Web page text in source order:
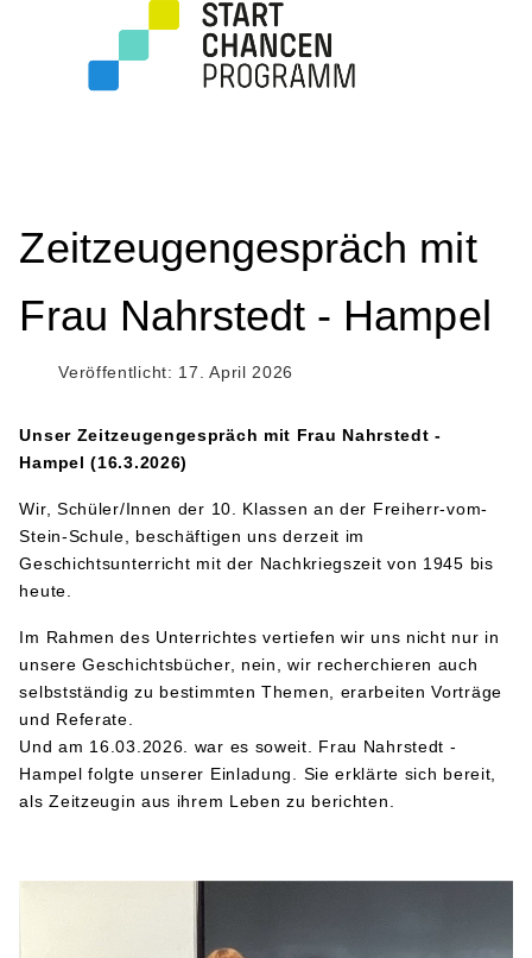
Zeitzeugengespräch mit
Frau Nahrstedt - Hampel
Veröffentlicht: 17. April 2026
Unser Zeitzeugengespräch mit Frau Nahrstedt -
Hampel (16.3.2026)
Wir, Schüler/Innen der 10. Klassen an der Freiherr-vom-
Stein-Schule, beschäftigen uns derzeit im
Geschichtsunterricht mit der Nachkriegszeit von 1945 bis
heute.
Im Rahmen des Unterrichtes vertiefen wir uns nicht nur in
unsere Geschichtsbücher, nein, wir recherchieren auch
selbstständig zu bestimmten Themen, erarbeiten Vorträge
und Referate.
Und am 16.03.2026. war es soweit. Frau Nahrstedt -
Hampel folgte unserer Einladung. Sie erklärte sich bereit,
als Zeitzeugin aus ihrem Leben zu berichten.